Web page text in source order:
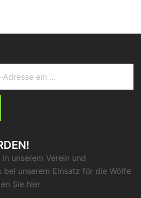
unserem Verein und
bei unserem Einsatz für die Wölfe
Sie hier